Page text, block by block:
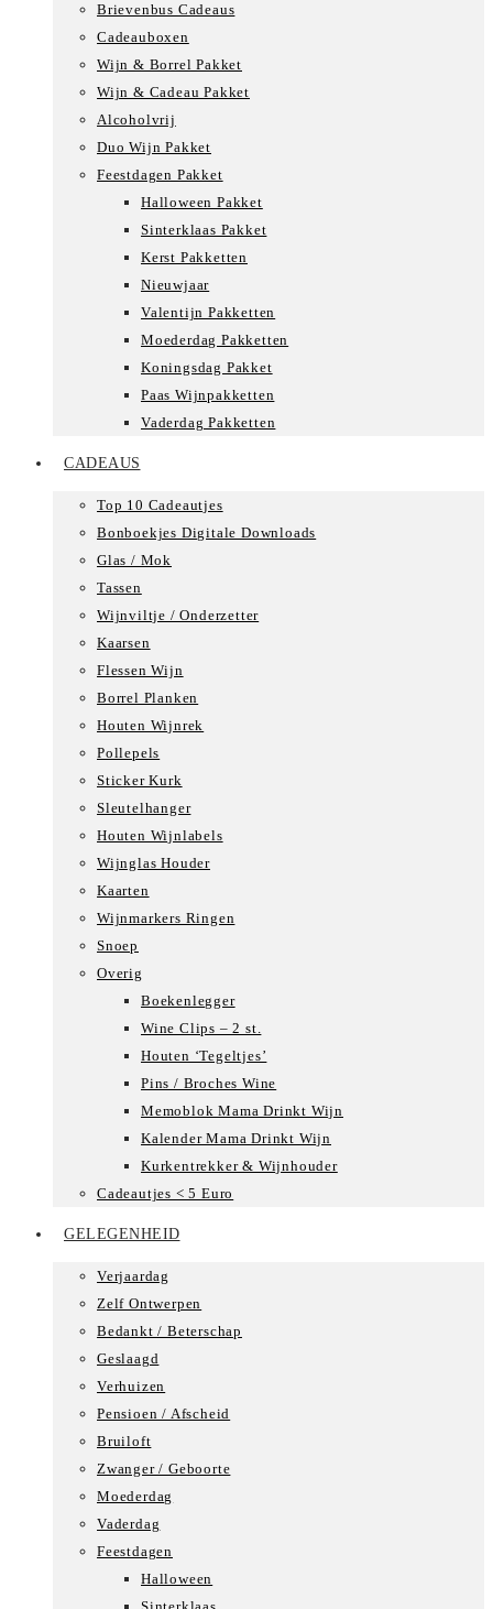
Brievenbus Cadeaus
Cadeauboxen
Wijn & Borrel Pakket
Wijn & Cadeau Pakket
Alcoholvrij
Duo Wijn Pakket
Feestdagen Pakket
Halloween Pakket
Sinterklaas Pakket
Kerst Pakketten
Nieuwjaar
Valentijn Pakketten
Moederdag Pakketten
Koningsdag Pakket
Paas Wijnpakketten
Vaderdag Pakketten
CADEAUS
Top 10 Cadeautjes
Bonboekjes Digitale Downloads
Glas / Mok
Tassen
Wijnviltje / Onderzetter
Kaarsen
Flessen Wijn
Borrel Planken
Houten Wijnrek
Pollepels
Sticker Kurk
Sleutelhanger
Houten Wijnlabels
Wijnglas Houder
Kaarten
Wijnmarkers Ringen
Snoep
Overig
Boekenlegger
Wine Clips – 2 st.
Houten ‘Tegeltjes’
Pins / Broches Wine
Memoblok Mama Drinkt Wijn
Kalender Mama Drinkt Wijn
Kurkentrekker & Wijnhouder
Cadeautjes < 5 Euro
GELEGENHEID
Verjaardag
Zelf Ontwerpen
Bedankt / Beterschap
Geslaagd
Verhuizen
Pensioen / Afscheid
Bruiloft
Zwanger / Geboorte
Moederdag
Vaderdag
Feestdagen
Halloween